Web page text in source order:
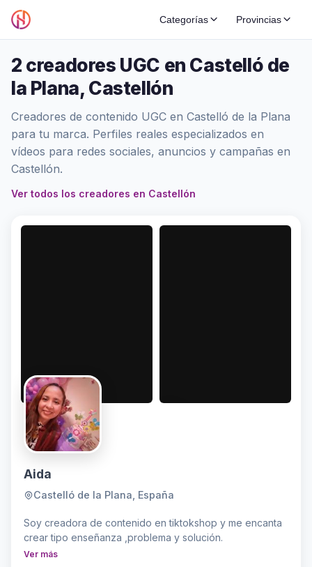
Categorías Provincias
2 creadores UGC en Castelló de
la Plana, Castellón
Creadores de contenido UGC en Castelló de la Plana
para tu marca. Perfiles reales especializados en
vídeos para redes sociales, anuncios y campañas en
Castellón.
Ver todos los creadores en Castellón
Aida
Castelló de la Plana, España
Soy creadora de contenido en tiktokshop y me encanta
crear tipo enseñanza ,problema y solución.
Ver más